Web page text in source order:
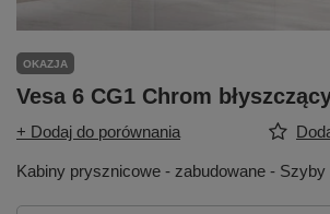
OKAZJA
Vesa 6 CG1 Chrom
+ Dodaj do porównania
Kabiny prysznicowe - zabudowane -